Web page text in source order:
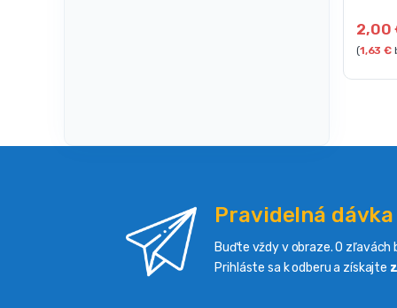
2,00
(1,63€
Pravidelná
Buďte vždy v obraze. O zľavách
Prihláste sa k odberu a získajte